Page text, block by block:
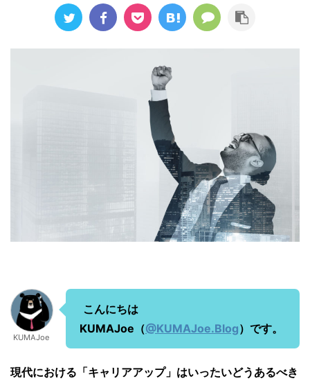
KUMAJoe
こんにちは
KUMAJoe（@KUMAJoe.Blog）です。
現代における「キャリアアップ」はいったいどうあるべき